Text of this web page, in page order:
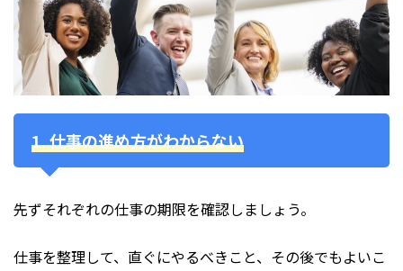
1. 仕事の進め方がわからない
先ずそれぞれの仕事の期限を確認しましょう。
仕事を整理して、直ぐにやるべきこと、その後でもよいこ